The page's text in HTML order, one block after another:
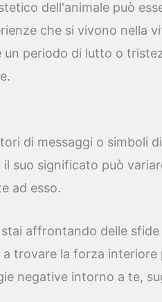
dell'animale può
che si vivono nella
un periodo di lutto o
di messaggi o simboli
suo significato può
ad esso.
affrontando delle
trovare la forza interiore
negative intorno a te,